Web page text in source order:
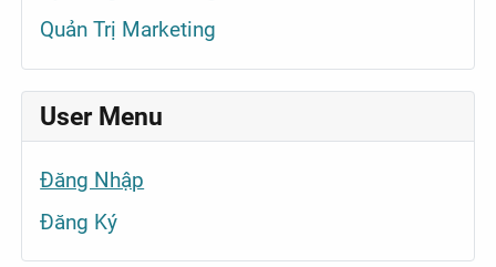
Quản Trị Marketing
User Menu
Đăng Nhập
Đăng Ký